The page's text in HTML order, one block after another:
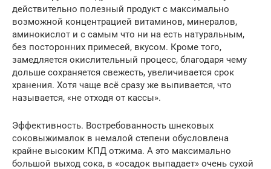
действительно полезный продукт с максимально
возможной концентрацией витаминов, минералов,
аминокислот и с самым что ни на есть натуральным,
без посторонних примесей, вкусом. Кроме того,
замедляется окислительный процесс, благодаря чему
дольше сохраняется свежесть, увеличивается срок
хранения. Хотя чаще всё сразу же выпивается, что
называется, «не отходя от кассы».
Эффективность. Востребованность шнековых
соковыжималок в немалой степени обусловлена
крайне высоким КПД отжима. А это максимально
большой выход сока, в «осадок выпадает» очень сухой